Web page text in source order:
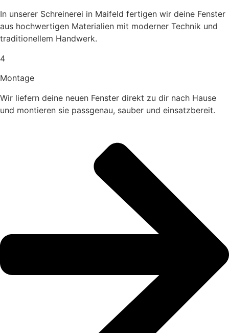
In unserer Schreinerei in Maifeld fertigen wir deine Fenster
aus hochwertigen Materialien mit moderner Technik und
traditionellem Handwerk.
4
Montage
Wir liefern deine neuen Fenster direkt zu dir nach Hause
und montieren sie passgenau, sauber und einsatzbereit.